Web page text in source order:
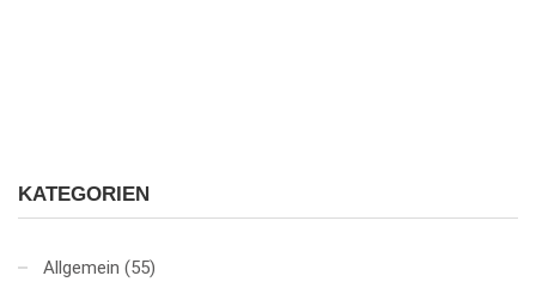
KATEGORIEN
Allgemein (55)